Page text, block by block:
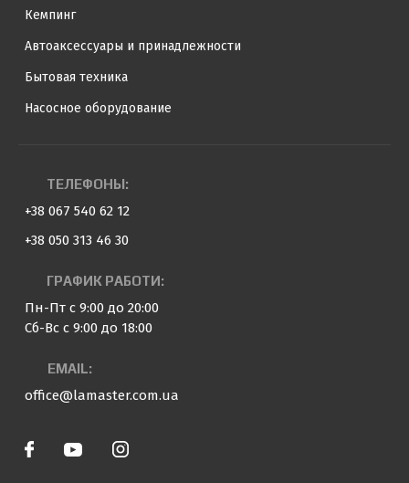
Кемпинг
Автоаксессуары и принадлежности
Бытовая техника
Насосное оборудование
ТЕЛЕФОНЫ:
+38 067 540 62 12
+38 050 313 46 30
ГРАФИК РАБОТИ:
Пн-Пт с 9:00 до 20:00
Сб-Вс с 9:00 до 18:00
EMAIL:
office@lamaster.com.ua